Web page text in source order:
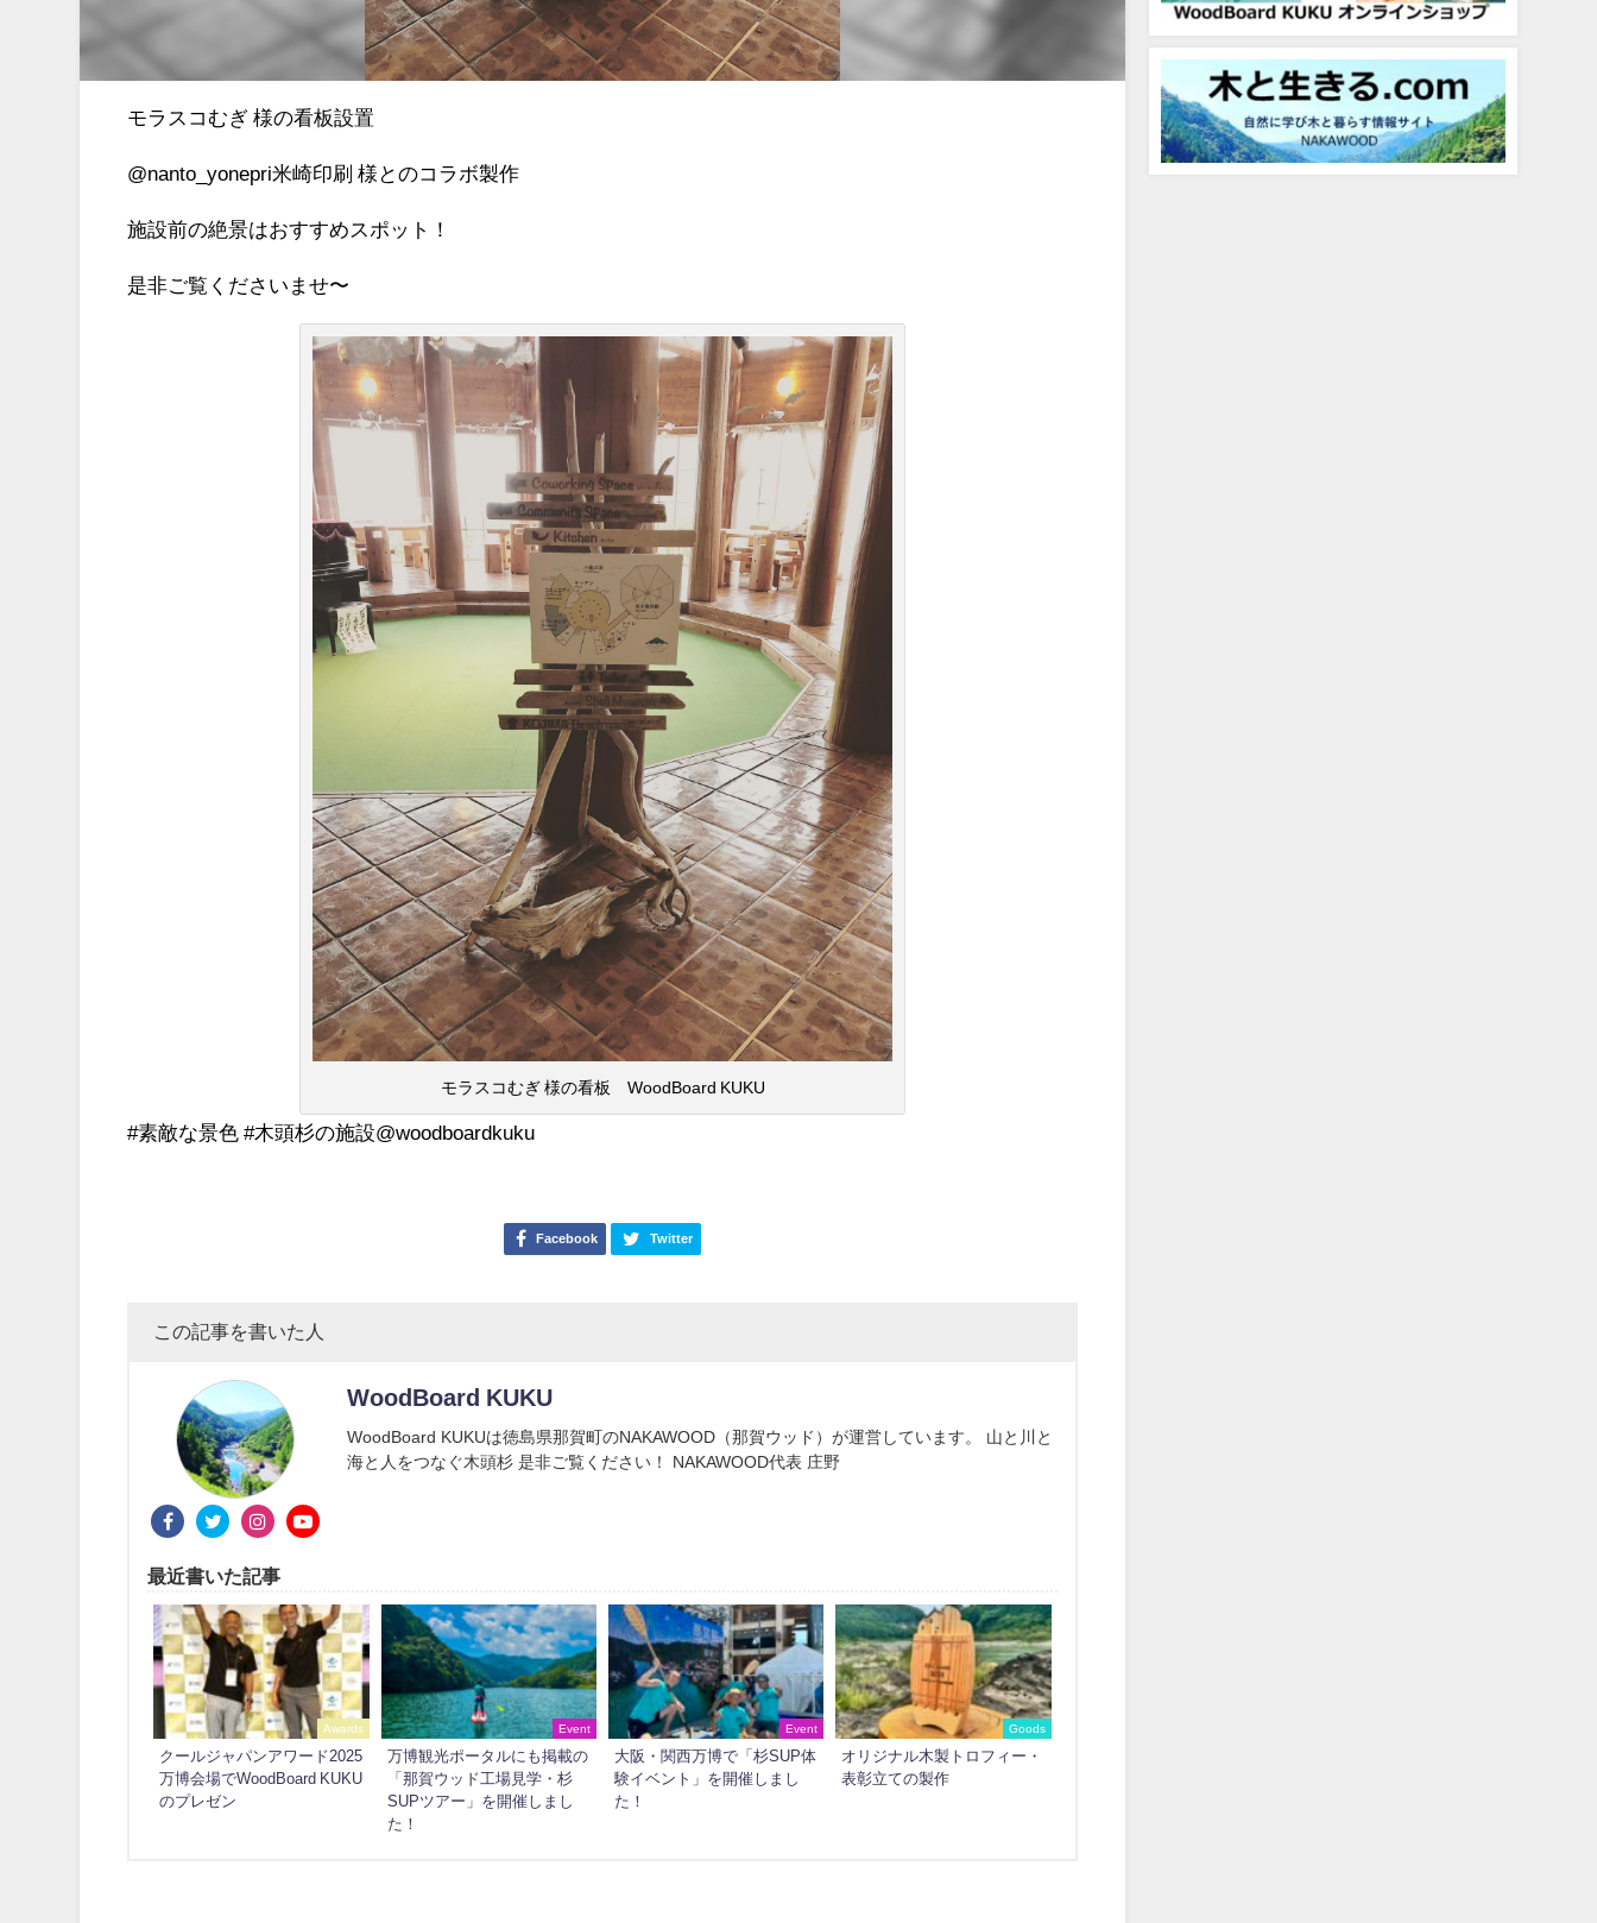
モラスコむぎ 様の看板設置
@nanto_yonepri米崎印刷 様とのコラボ製作
施設前の絶景はおすすめスポット！
是非ご覧くださいませ〜
モラスコむぎ 様の看板 WoodBoard KUKU
#素敵な景色 #木頭杉の施設@woodboardkuku
Facebook Twitter
この記事を書いた人
WoodBoard KUKU
WoodBoard KUKUは徳島県那賀町のNAKAWOOD（那賀ウッド）が運営しています。 山と川と
海と人をつなぐ木頭杉 是非ご覧ください！ NAKAWOOD代表 庄野
最近書いた記事
Awards
クールジャパンアワード2025
万博会場でWoodBoard KUKU
のプレゼン
Event
万博観光ポータルにも掲載の
「那賀ウッド工場見学・杉
SUPツアー」を開催しまし
た！
Event
大阪・関西万博で「杉SUP体
験イベント」を開催しまし
た！
Goods
オリジナル木製トロフィー・
表彰立ての製作